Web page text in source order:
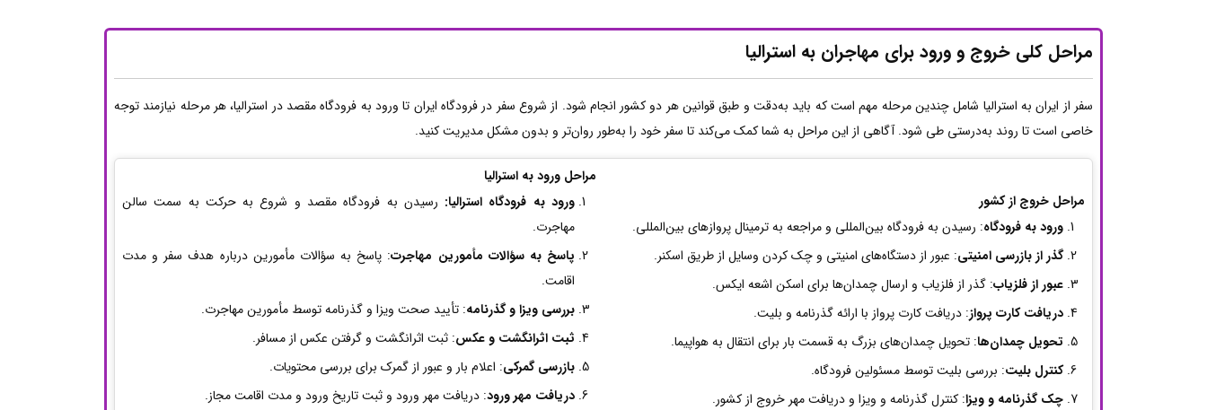
مراحل کلی خروج و ورود برای مهاجران به استرالیا
سفر از ایران به استرالیا شامل چندین مرحله مهم است که باید به‌دقت و طبق قوانین هر دو کشور انجام شود. از شروع سفر در فرودگاه ایران تا ورود به فرودگاه مقصد در استرالیا، هر مرحله نیازمند توجه
خاصی است تا روند به‌درستی طی شود. آگاهی از این مراحل به شما کمک می‌کند تا سفر خود را به‌طور روان‌تر و بدون مشکل مدیریت کنید.
مراحل خروج از کشور
ورود به فرودگاه: رسیدن به فرودگاه بین‌المللی و مراجعه به ترمینال پروازهای بین‌المللی.
گذر از بازرسی امنیتی: عبور از دستگاه‌های امنیتی و چک کردن وسایل از طریق اسکنر.
عبور از فلزیاب: گذر از فلزیاب و ارسال چمدان‌ها برای اسکن اشعه ایکس.
دریافت کارت پرواز: دریافت کارت پرواز با ارائه گذرنامه و بلیت.
تحویل چمدان‌ها: تحویل چمدان‌های بزرگ به قسمت بار برای انتقال به هواپیما.
کنترل بلیت: بررسی بلیت توسط مسئولین فرودگاه.
چک گذرنامه و ویزا: کنترل گذرنامه و ویزا و دریافت مهر خروج از کشور.
مراحل ورود به استرالیا
ورود به فرودگاه استرالیا: رسیدن به فرودگاه مقصد و شروع به حرکت به سمت سالن
مهاجرت.
پاسخ به سؤالات مأمورین مهاجرت: پاسخ به سؤالات مأمورین درباره هدف سفر و مدت
اقامت.
بررسی ویزا و گذرنامه: تأیید صحت ویزا و گذرنامه توسط مأمورین مهاجرت.
ثبت اثرانگشت و عکس: ثبت اثرانگشت و گرفتن عکس از مسافر.
بازرسی گمرکی: اعلام بار و عبور از گمرک برای بررسی محتویات.
دریافت مهر ورود: دریافت مهر ورود و ثبت تاریخ ورود و مدت اقامت مجاز.